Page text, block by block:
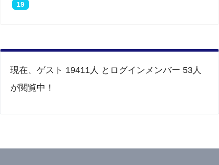
19
現在、ゲスト 19411人 とログインメンバー 53人
が閲覧中！